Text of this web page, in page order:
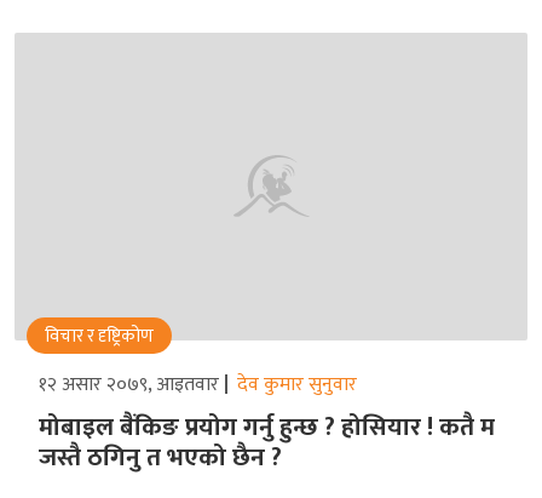
विचार र दृष्ट्रिकोण
१२ असार २०७९, आइतवार देव कुमार सुनुवार
मोबाइल बैंकिङ प्रयोग गर्नु हुन्छ ? होसियार ! कतै म
जस्तै ठगिनु त भएको छैन ?